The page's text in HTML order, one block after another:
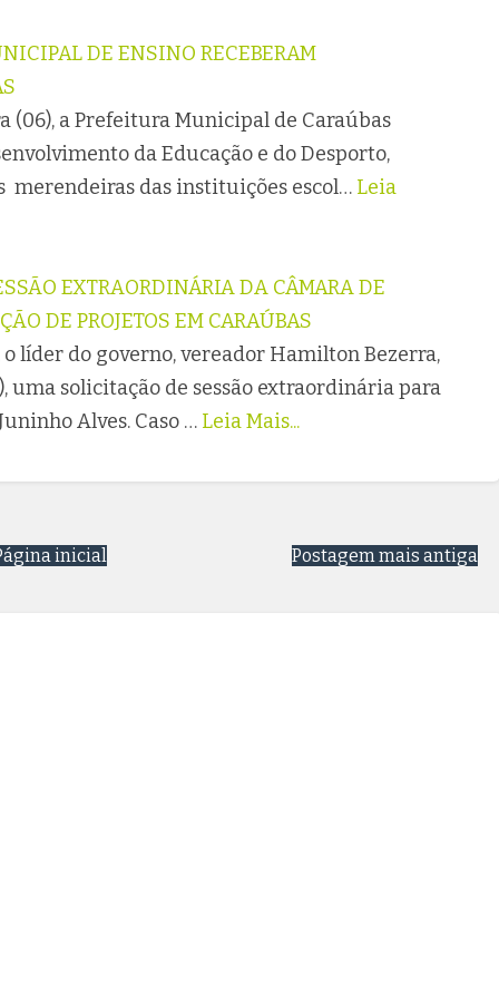
DE ENSINO RECEBERAM
a Prefeitura Municipal de Caraúbas
da Educação e do Desporto,
merendeiras das instituições escol… Leia
EXTRAORDINÁRIA DA CÂMARA DE
DE PROJETOS EM CARAÚBAS
líder do governo, vereador Hamilton Bezerra,
uma solicitação de sessão extraordinária para
Alves. Caso … Leia Mais...
Postagem mais antiga
inicial